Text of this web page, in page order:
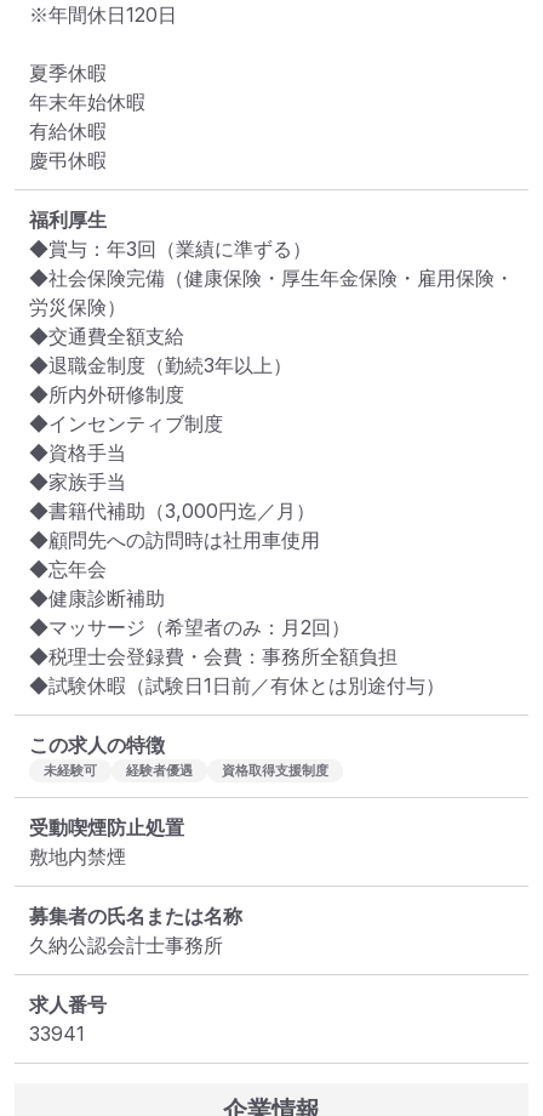
※年間休日120日
夏季休暇
年末年始休暇
有給休暇
慶弔休暇
福利厚生
◆賞与：年3回（業績に準ずる）
◆社会保険完備（健康保険・厚生年金保険・雇用保険・
労災保険）
◆交通費全額支給
◆退職金制度（勤続3年以上）
◆所内外研修制度
◆インセンティブ制度
◆資格手当
◆家族手当
◆書籍代補助（3,000円迄／月）
◆顧問先への訪問時は社用車使用
◆忘年会
◆健康診断補助
◆マッサージ（希望者のみ：月2回）
◆税理士会登録費・会費：事務所全額負担
◆試験休暇（試験日1日前／有休とは別途付与）
この求人の特徴
未経験可 経験者優遇 資格取得支援制度
受動喫煙防止処置
敷地内禁煙
募集者の氏名または名称
久納公認会計士事務所
求人番号
33941
企業情報